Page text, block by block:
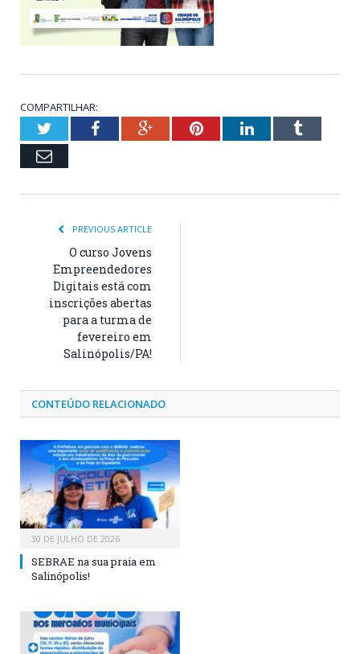
COMPARTILHAR:
TwitterFacebookGoogle+PinterestLinkedInTumblr
Email
PREVIOUS ARTICLE
O curso Jovens
Empreendedores
Digitais está com
inscrições abertas
para a turma de
fevereiro em
Salinópolis/PA!
CONTEÚDO RELACIONADO
30 DE JULHO DE 2026
SEBRAE na sua praia em
Salinópolis!